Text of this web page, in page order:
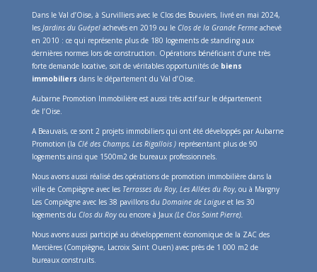
Dans le Val d’Oise, à Survilliers avec le Clos des Bouviers, livré en mai 2024,
les Jardins du Guépelachevés en 2019 ou le Clos de la Grande Fermeachevé
en 2010 : ce qui représente plus de 180 logements de standing aux
dernières normes lors de construction. Opérations bénéficiant d’une très
forte demande locative, soit de véritables opportunités de biens
immobiliers dans le département du Val d’Oise.
Aubarne Promotion Immobilière est aussi très actif sur le département
de l’Oise.
A Beauvais, ce sont 2 projets immobiliers qui ont été développés par Aubarne
Promotion (la Clé des Champs, Les Rigallois ) représentant plus de 90
logements ainsi que 1500m2 de bureaux professionnels.
Nous avons aussi réalisé des opérations de promotion immobilière dans la
ville de Compiègne avec les Terrasses du Roy, Les Allées du Roy, ou à Margny
Les Compiègne avec les 38 pavillons du Domaine de Laigue et les 30
logements du Clos du Roy ou encore à Jaux (Le Clos Saint Pierre).
Nous avons aussi participé au développement économique de la ZAC des
Mercières (Compiègne, Lacroix Saint Ouen) avec près de 1 000 m2 de
bureaux construits.